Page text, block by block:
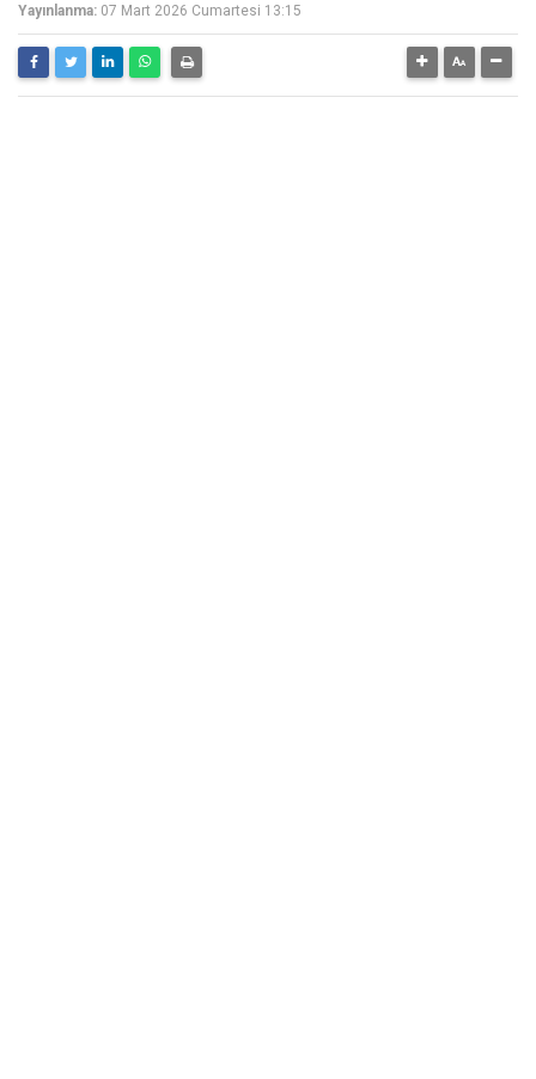
Yayınlanma: 07 Mart 2026 Cumartesi 13:15